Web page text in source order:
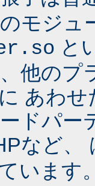
モジュ
と
他のプ
あわ
ドパー
など、
います